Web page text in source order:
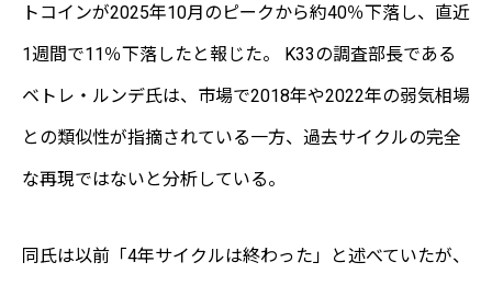
トコインが2025年10月のピークから約40％下落し、直近
1週間で11％下落したと報じた。 K33の調査部長である
ベトレ・ルンデ氏は、市場で2018年や2022年の弱気相場
との類似性が指摘されている一方、過去サイクルの完全
な再現ではないと分析している。
同氏は以前「4年サイクルは終わった」と述べていたが、